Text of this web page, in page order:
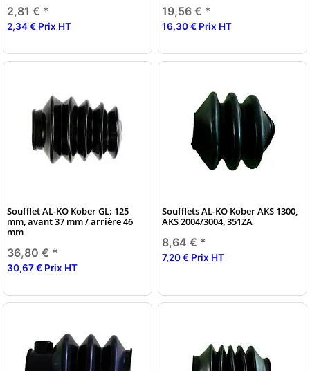
2,81 € *
2,34 € Prix HT
19,56 € *
16,30 € Prix HT
Soufflet AL-KO Kober GL: 125
mm, avant 37 mm / arrière 46
mm
36,80 € *
30,67 € Prix HT
Soufflets AL-KO Kober AKS 1300,
AKS 2004/3004, 351ZA
8,64 € *
7,20 € Prix HT